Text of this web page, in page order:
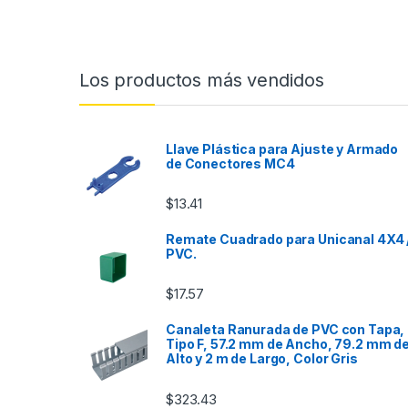
Los productos más vendidos
Llave Plástica para Ajuste y Armado
de Conectores MC4
$13.41
Remate Cuadrado para Unicanal 4X4
PVC.
$17.57
Canaleta Ranurada de PVC con Tapa,
Tipo F, 57.2 mm de Ancho, 79.2 mm
Alto y 2 m de Largo, Color Gris
$323.43